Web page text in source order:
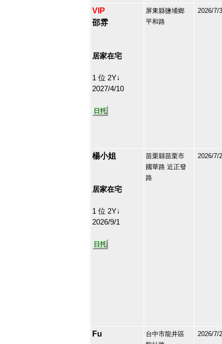
VIP
邵雰
居家在宅
1 位 2Y↓
2027/4/10
日托
屏東縣鹽埔鄉
平和路
2026/7/
楊小姐
居家在宅
1 位 2Y↓
2026/9/1
日托
苗栗縣苗栗市
國華路 近正發
路
2026/7/
Fu
台中市龍井區
2026/7/